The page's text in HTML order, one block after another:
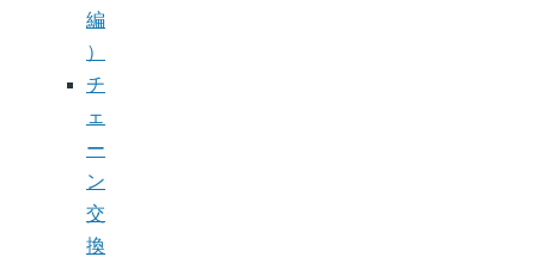
編
）
チ
ェ
ー
ン
交
換